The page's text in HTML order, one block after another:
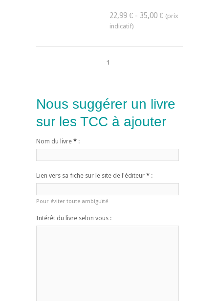
22,99 € - 35,00 €
1
Nous suggérer un livre
sur les TCC à ajouter
Nom du livre * :
Lien vers sa fiche sur le site de l'éditeur * :
Pour éviter toute ambiguïté
Intérêt du livre selon vous :